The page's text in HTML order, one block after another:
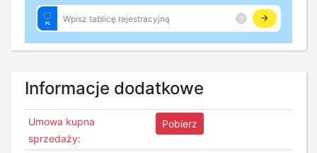
Informacje dodatkowe
Umowa kupna
sprzedaży:
Pobierz